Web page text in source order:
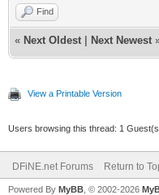
Find
« Next Oldest Next Newest
View a Printable Version
Users browsing this thread: 1
DFiNE.net Forums Return to
Powered By MyBB , © 2002-2026